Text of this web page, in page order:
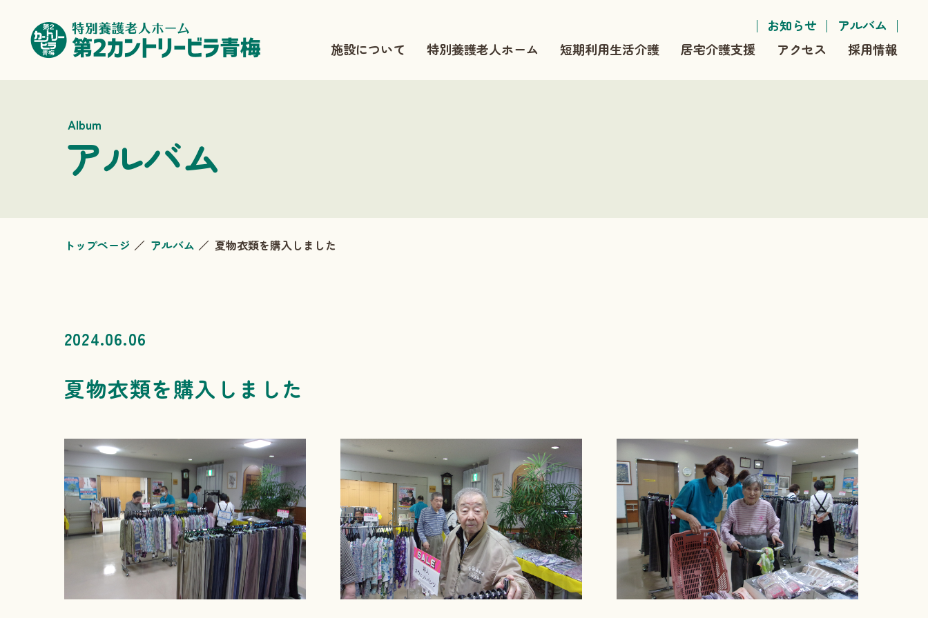
お知らせ
アルバム
施設について
特別養護老人ホーム 短期利用生活介護 居宅介護支援 アクセス 採用情報
Album
アルバム
トップページ アルバム 夏物衣類を購入しました
2024.06.06
夏物衣類を購入しました